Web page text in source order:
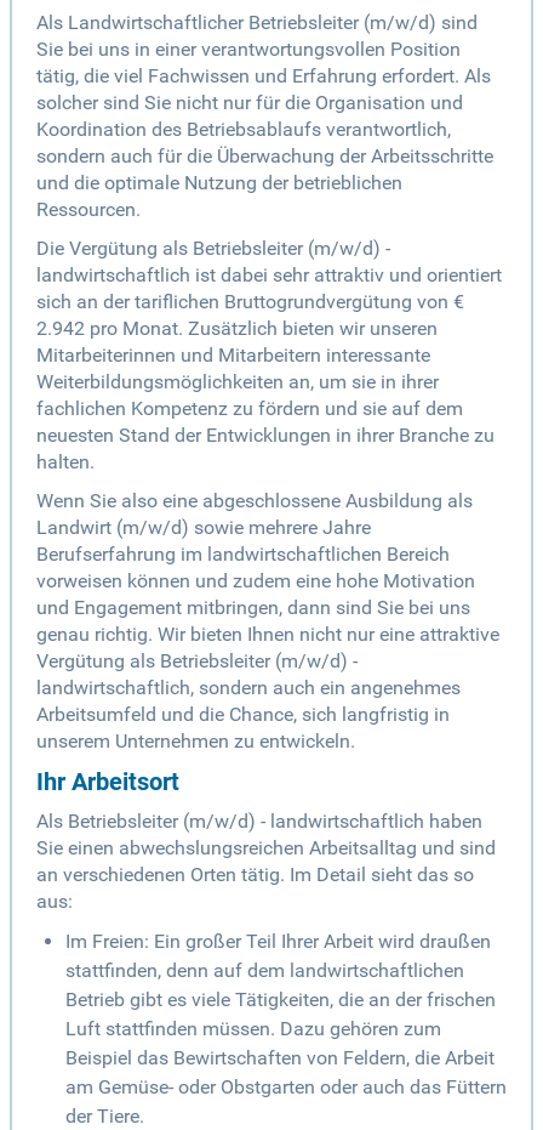
Als Landwirtschaftlicher Betriebsleiter (m/w/d) sind
Sie bei uns in einer verantwortungsvollen Position
tätig, die viel Fachwissen und Erfahrung erfordert. Als
solcher sind Sie nicht nur für die Organisation und
Koordination des Betriebsablaufs verantwortlich,
sondern auch für die Überwachung der Arbeitsschritte
und die optimale Nutzung der betrieblichen
Ressourcen.
Die Vergütung als Betriebsleiter (m/w/d) -
landwirtschaftlich ist dabei sehr attraktiv und orientiert
sich an der tariflichen Bruttogrundvergütung von €
2.942 pro Monat. Zusätzlich bieten wir unseren
Mitarbeiterinnen und Mitarbeitern interessante
Weiterbildungsmöglichkeiten an, um sie in ihrer
fachlichen Kompetenz zu fördern und sie auf dem
neuesten Stand der Entwicklungen in ihrer Branche zu
halten.
Wenn Sie also eine abgeschlossene Ausbildung als
Landwirt (m/w/d) sowie mehrere Jahre
Berufserfahrung im landwirtschaftlichen Bereich
vorweisen können und zudem eine hohe Motivation
und Engagement mitbringen, dann sind Sie bei uns
genau richtig. Wir bieten Ihnen nicht nur eine attraktive
Vergütung als Betriebsleiter (m/w/d) -
landwirtschaftlich, sondern auch ein angenehmes
Arbeitsumfeld und die Chance, sich langfristig in
unserem Unternehmen zu entwickeln.
Ihr Arbeitsort
Als Betriebsleiter (m/w/d) - landwirtschaftlich haben
Sie einen abwechslungsreichen Arbeitsalltag und sind
an verschiedenen Orten tätig. Im Detail sieht das so
aus:
Im Freien: Ein großer Teil Ihrer Arbeit wird draußen
stattfinden, denn auf dem landwirtschaftlichen
Betrieb gibt es viele Tätigkeiten, die an der frischen
Luft stattfinden müssen. Dazu gehören zum
Beispiel das Bewirtschaften von Feldern, die Arbeit
am Gemüse- oder Obstgarten oder auch das Füttern
der Tiere.